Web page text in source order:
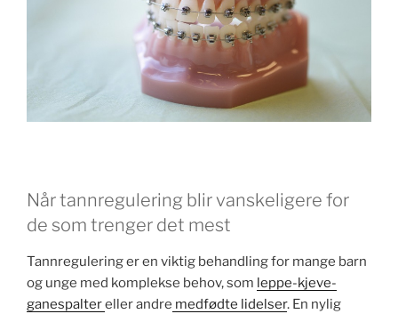
Når tannregulering blir vanskeligere for
de som trenger det mest
Tannregulering er en viktig behandling for mange barn
og unge med komplekse behov, som leppe-kjeve-
ganespaltereller andre medfødte lidelser. En nylig